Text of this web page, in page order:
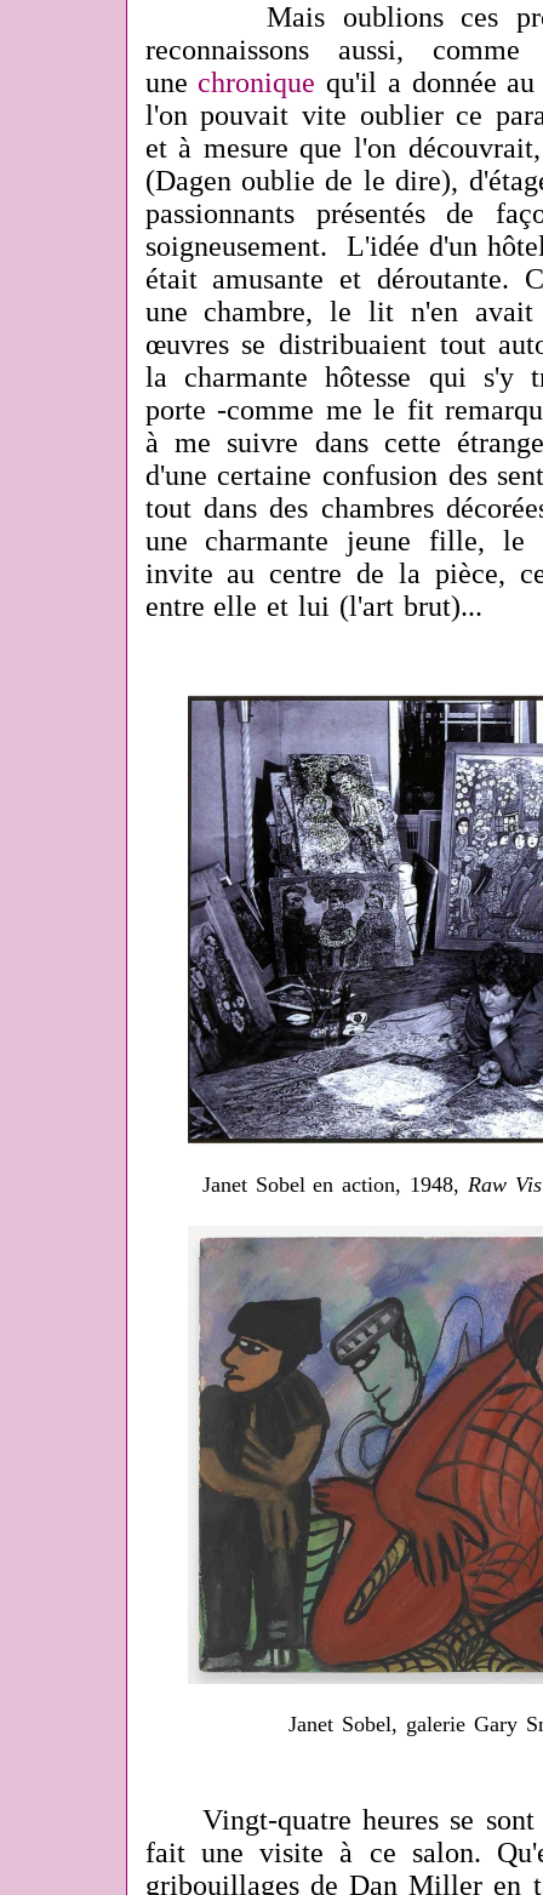
Mais oublions ces
reconnaissons aussi,
une chronique qu'il a donnée
l'on pouvait vite oublier ce
et à mesure que l'on
(Dagen oublie de le dire),
passionnants présentés de
soigneusement. L'idée d'un
était amusante et déroutante.
une chambre, le lit n'en avait
œuvres se distribuaient tout
la charmante hôtesse qui s'y
porte -comme me le fit
à me suivre dans cette
d'une certaine confusion des
tout dans des chambres
une charmante jeune fille,
invite au centre de la pièce,
entre elle et lui (l'art brut)...
Janet Sobel en action, 1948, Raw
Janet Sobel, galerie Gary
Vingt-quatre heures se sont
fait une visite à ce salon.
gribouillages de Dan Miller en